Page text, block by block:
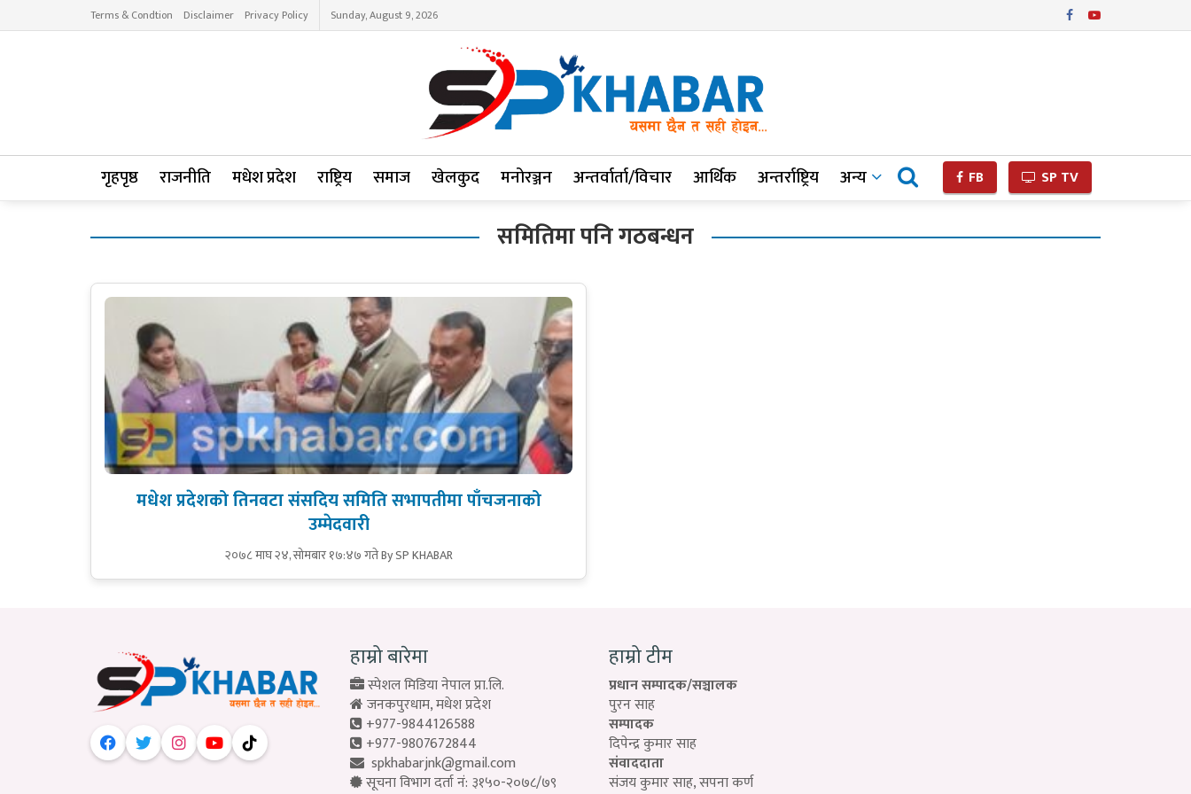
Terms & Condtion Disclaimer Privacy Policy Sunday, August 9, 2026
गृहपृष्ठ राजनीति मधेश प्रदेश राष्ट्रिय समाज खेलकुद मनोरञ्जन अन्तर्वार्ता/विचार आर्थिक अन्तर्राष्ट्रिय अन्य FB SP TV
समितिमा पनि गठबन्धन
मधेश प्रदेशको तिनवटा संसदिय समिति सभापतीमा पाँचजनाको
उम्मेदवारी
२०७८ माघ २४, सोमबार १७:४७ गतेBy SP KHABAR
हाम्रो बारेमा
स्पेशल मिडिया नेपाल प्रा.लि.
जनकपुरधाम, मधेश प्रदेश
+977-9844126588
+977-9807672844
spkhabarjnk@gmail.com
सूचना विभाग दर्ता नं: ३१५०-२०७८/७९
हाम्रो टीम
प्रधान सम्पादक/सञ्चालक
पुरन साह
सम्पादक
दिपेन्द्र कुमार साह
संवाददाता
संजय कुमार साह, सपना कर्ण